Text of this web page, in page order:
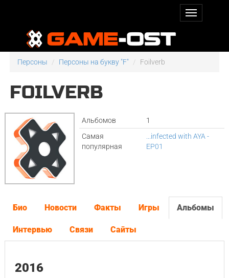
Персоны Персоны на букву "F" Foilverb
FOILVERB
Альбомов
1
Самая
популярная
...infected with AYA -
EP01
Био Новости Факты Игры Альбомы
Интервью Связи Сайты
2016